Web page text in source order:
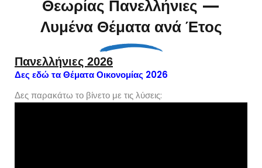
Θεωρίας Πανελλήνιες —
Λυμένα Θέματα ανά Έτος
Πανελλήνιες 2026
Δες εδώ τα Θέματα Οικονομίας 2026
Δες παρακάτω το βίνετο με τις λύσεις: